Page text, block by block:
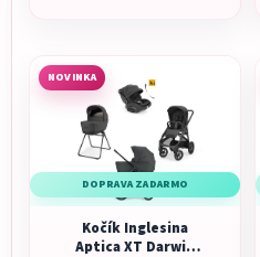
NOVINKA
DOPRAVA ZADARMO
Kočík Inglesina
Aptica XT Darwin